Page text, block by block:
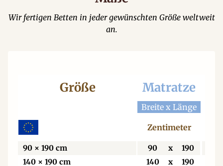
Wir fertigen Betten in jeder gewünschten Größe weltweit
an.
Größe Matratze
Breite x Länge
Zentimeter
90 × 190 cm 90 x 190
140 × 190 cm
140 x 190